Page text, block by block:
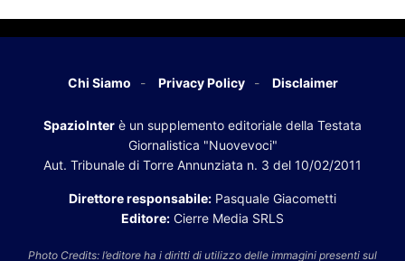
Chi Siamo Privacy Policy Disclaimer
SpazioInter è un supplemento editoriale della Testata
Giornalistica "Nuovevoci"
Aut. Tribunale di Torre Annunziata n. 3 del 10/02/2011
Direttore responsabile: Pasquale Giacometti
Editore: Cierre Media SRLS
Photo Credits: l’editore ha i diritti di utilizzo delle immagini presenti sul